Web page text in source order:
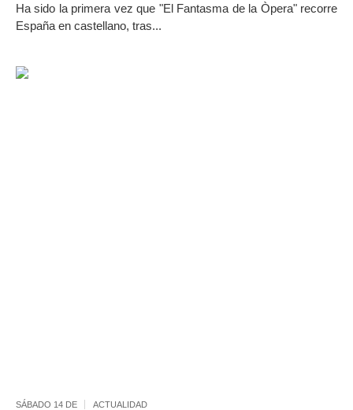
Ha sido la primera vez que "El Fantasma de la Òpera" recorre
España en castellano, tras...
SÁBADO 14 DE ACTUALIDAD